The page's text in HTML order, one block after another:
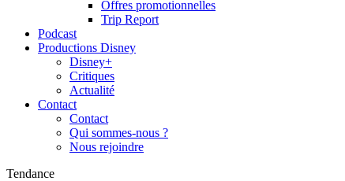
Offres promotionnelles
Trip Report
Podcast
Productions Disney
Disney+
Critiques
Actualité
Contact
Contact
Qui sommes-nous ?
Nous rejoindre
Tendance